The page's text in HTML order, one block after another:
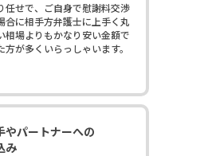
任せで、ご自身で慰謝料交渉
合に相手方弁護士に上手く丸
相場よりもかなり安い金額で
が多くいらっしゃいます。
やパートナーへの
み